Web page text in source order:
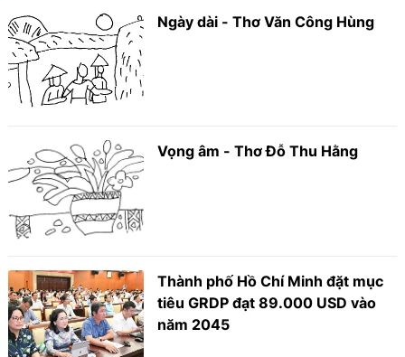
Ngày dài - Thơ Văn Công Hùng
Vọng âm - Thơ Đỗ Thu Hằng
Thành phố Hồ Chí Minh đặt mục
tiêu GRDP đạt 89.000 USD vào
năm 2045